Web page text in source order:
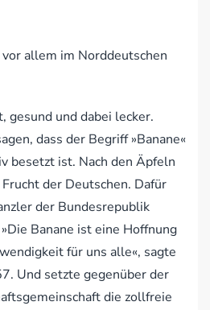
allem im Norddeutschen
gesund und dabei lecker.
dass der Begriff »Banane«
besetzt ist. Nach den Äpfeln
der Deutschen. Dafür
der Bundesrepublik
Banane ist eine Hoffnung
für uns alle«, sagte
Und setzte gegenüber der
die zollfreie